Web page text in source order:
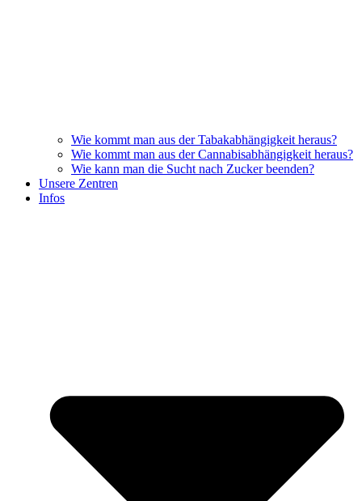
Wie kommt man aus der Tabakabhängigkeit heraus?
Wie kommt man aus der Cannabisabhängigkeit heraus?
Wie kann man die Sucht nach Zucker beenden?
Unsere Zentren
Infos